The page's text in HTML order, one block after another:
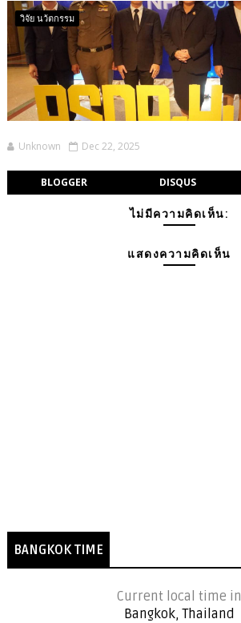
วิจัย นว้ตกรรม
Unknown Dec 22, 2025
BLOGGER DISQUS
ไม่มีความคิดเห็น:
แสดงความคิดเห็น
BANGKOK TIME
Current local time in
Bangkok, Thailand